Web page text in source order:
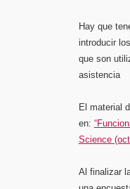
Hay que
introducir
que son
asistencia
El material
en:
Science
Al finalizar